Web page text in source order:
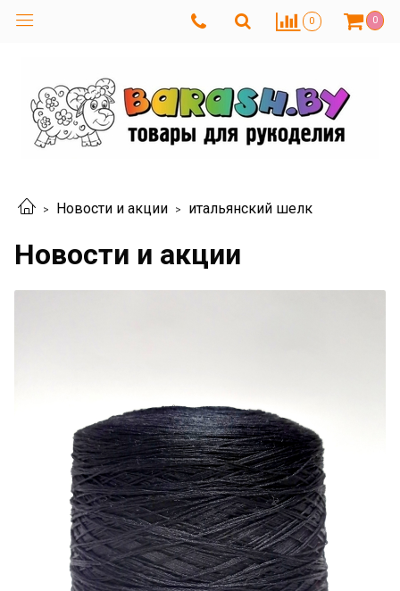
0 0
Новости и акции итальянский шелк
Новости и акции